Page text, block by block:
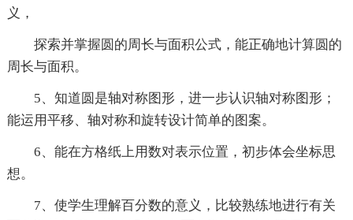
义，
探索并掌握圆的周长与面积公式，能正确地计算圆的
周长与面积。
5、知道圆是轴对称图形，进一步认识轴对称图形；
能运用平移、轴对称和旋转设计简单的图案。
6、能在方格纸上用数对表示位置，初步体会坐标思
想。
7、使学生理解百分数的意义，比较熟练地进行有关